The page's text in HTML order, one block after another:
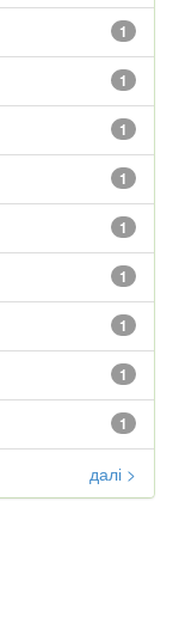
1
1
1
1
1
1
1
1
1
далі >